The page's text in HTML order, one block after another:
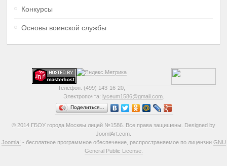
Конкурсы
Основы воинской службы
Телефон: (499) 143-16-20;
Электропочта: lyceum1586@gmail.com.
Поделиться…
© 2014 ГБОУ города Москвы лицей №1586. Все права защищены. Designed by
JoomlArt.com
Joomla! - бесплатное программное обеспечение, распространяемое по лицензии GNU
General Public License.